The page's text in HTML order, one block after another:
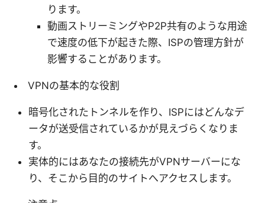
ります。
動画ストリーミングやP2P共有のような用途
で速度の低下が起きた際、ISPの管理方針が
影響することがあります。
VPNの基本的な役割
暗号化されたトンネルを作り、ISPにはどんなデ
ータが送受信されているかが見えづらくなりま
す。
実体的にはあなたの接続先がVPNサーバーにな
り、そこから目的のサイトへアクセスします。